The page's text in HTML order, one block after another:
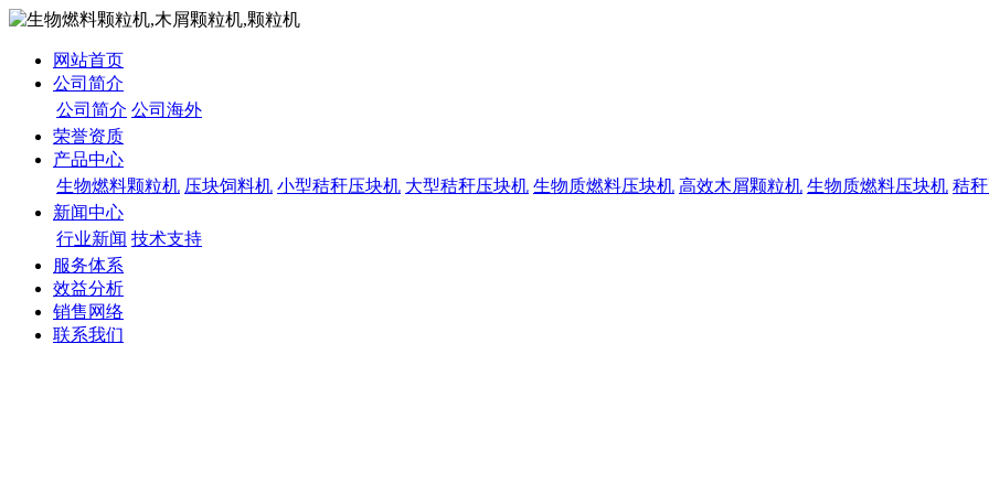
网站首页
公司简介
公司简介 公司海外
荣誉资质
产品中心
生物燃料颗粒机 压块饲料机 小型秸秆压块机 大型秸秆压块机 生物质燃料压块机 高效木屑颗粒机 生物质燃料压块机 秸
新闻中心
行业新闻 技术支持
服务体系
效益分析
销售网络
联系我们